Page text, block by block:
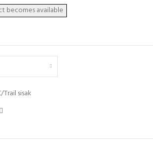
Trail sisak